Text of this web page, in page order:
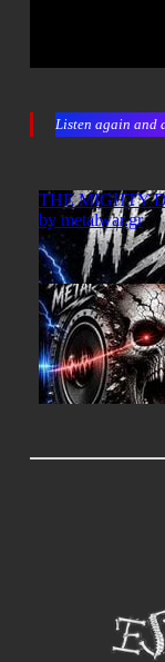
Listen again and